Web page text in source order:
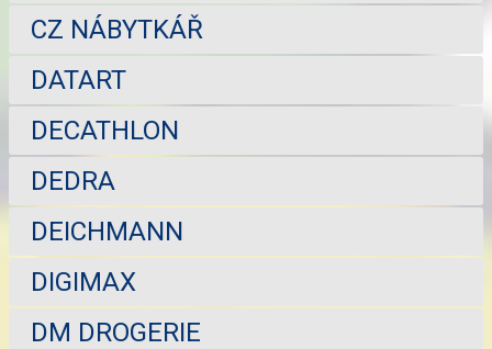
CZ NÁBYTKÁŘ
DATART
DECATHLON
DEDRA
DEICHMANN
DIGIMAX
DM DROGERIE